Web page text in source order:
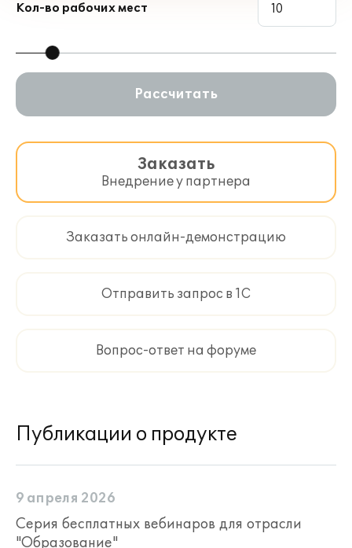
Кол-во рабочих мест
Рассчитать
Заказать
Внедрение у партнера
Заказать онлайн-демонстрацию
Отправить запрос в 1С
Вопрос-ответ на форуме
Публикации о продукте
9 апреля 2026
Серия бесплатных вебинаров для отрасли
"Образование"